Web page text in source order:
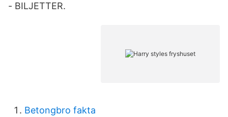
- BILJETTER.
Betongbro fakta